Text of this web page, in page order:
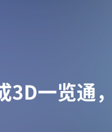
3D一览通